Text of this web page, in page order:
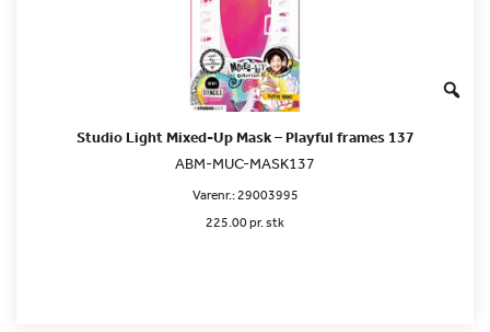
Studio Light Mixed-Up Mask – Playful frames 137
ABM-MUC-MASK137
Varenr.:29003995
225.00 pr. stk